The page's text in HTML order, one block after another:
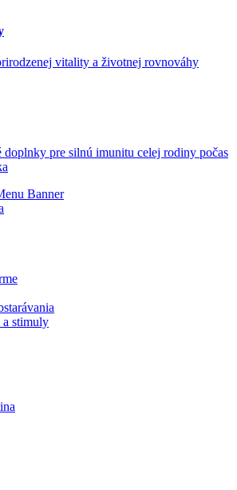
vitality a životnej rovnováhy
doplnky pre silnú imunitu celej rodiny počas
stimuly